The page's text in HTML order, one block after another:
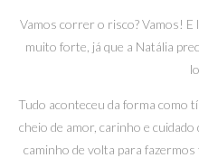
Vamos correr o risco? Vamos!
muito forte, já que a Natália
Tudo aconteceu da forma como
cheio de amor, carinho e
caminho de volta para